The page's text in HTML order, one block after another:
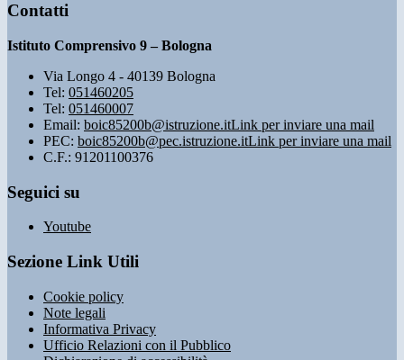
Contatti
Istituto Comprensivo 9 – Bologna
Via Longo 4 - 40139 Bologna
Tel: 051460205
Tel: 051460007
Email: boic85200b@istruzione.itLink per inviare una mail
PEC: boic85200b@pec.istruzione.itLink per inviare una mail
C.F.: 91201100376
Seguici su
Youtube
Sezione Link Utili
Cookie policy
Note legali
Informativa Privacy
Ufficio Relazioni con il Pubblico